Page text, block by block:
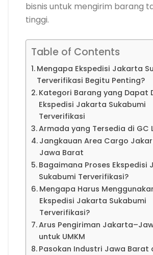
bisnis untuk mengirim barang
tinggi.
Table of Contents
Mengapa Ekspedisi Jakarta
Terverifikasi Begitu Penting?
Kategori Barang yang Dapat
Ekspedisi Jakarta Sukabumi
Terverifikasi
Armada yang Tersedia di GC
Jangkauan Area Cargo
Jawa Barat
Bagaimana Proses Ekspedisi
Sukabumi Terverifikasi?
Mengapa Harus
Ekspedisi Jakarta Sukabumi
Terverifikasi?
Arus Pengiriman
untuk UMKM
Pasokan Industri Jawa Barat